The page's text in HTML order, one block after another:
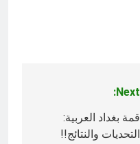
Next:
قمة بغداد العربية:
التحديات والنتائج!!